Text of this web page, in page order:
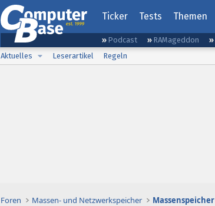
Ticker Tests Themen
Podcast RAMageddon
Aktuelles
Leserartikel Regeln
Foren Massen- und Netzwerkspeicher Massenspeicher